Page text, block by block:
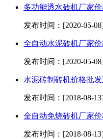
多功能透水砖机厂家
发布时间：[2020-05-
全自动水泥砖机厂家
发布时间：[2020-05-
水泥砖制砖机价格批
发布时间：[2018-08-
全自动免烧砖机厂家
发布时间：[2018-08-